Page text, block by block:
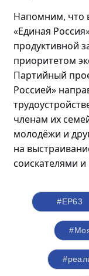
Напомним, что
«Единая
продуктивной
приоритетом
Партийный
Россией»
членам их
молодёжи и
на
соискателями
#ЕР63